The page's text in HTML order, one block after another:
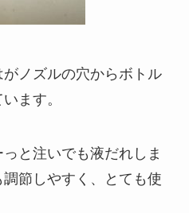
ノズルの穴からボトル
ます。
と注いでも液だれしま
節しやすく、とても使